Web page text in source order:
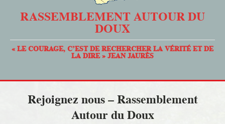
RASSEMBLEMENT AUTOUR DU
DOUX
« LE COURAGE, C’EST DE RECHERCHER LA VÉRITÉ ET DE
LA DIRE » JEAN JAURÈS
Rejoignez nous – Rassemblement
Autour du Doux